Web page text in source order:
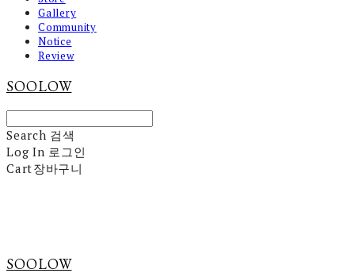
Gallery
Community
Notice
Review
SOOLOW
Search 검색
Log In 로그인
Cart장바구니
SOOLOW